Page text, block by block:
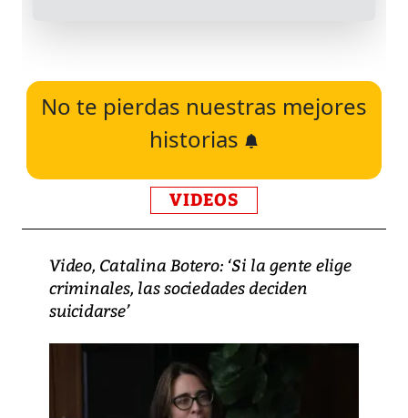
No te pierdas nuestras mejores
historias
VIDEOS
Video, Catalina Botero: ‘Si la gente elige
criminales, las sociedades deciden
suicidarse’